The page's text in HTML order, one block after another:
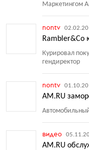
Маркетингом
nontv
Rambler&Co
Курировал
гендиректор
nontv
AM.RU
видео
AM.RU